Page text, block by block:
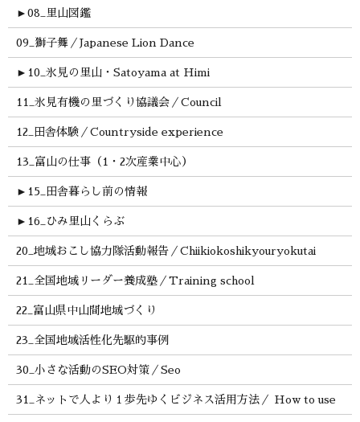
► 08_里山図鑑
09_獅子舞／Japanese Lion Dance
► 10_氷見の里山・Satoyama at Himi
11_氷見有機の里づくり協議会／Council
12_田舎体験／Countryside experience
13_富山の仕事（1・2次産業中心）
► 15_田舎暮らし前の情報
► 16_ひみ里山くらぶ
20_地域おこし協力隊活動報告／Chiikiokoshikyouryokutai
21_全国地域リーダー養成塾／Training school
22_富山県中山間地域づくり
23_全国地域活性化先駆的事例
30_小さな活動のSEO対策／Seo
31_ネットで人より１歩先ゆくビジネス活用方法／ How to use